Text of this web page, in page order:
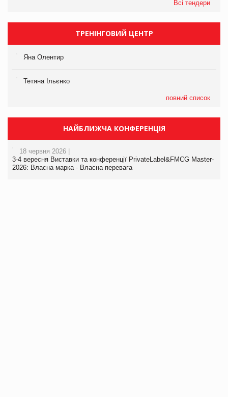
Всі тендери
ТРЕНІНГОВИЙ ЦЕНТР
Яна Олентир
Тетяна Ільєнко
повний список
НАЙБЛИЖЧА КОНФЕРЕНЦІЯ
18 червня 2026 |
3-4 вересня Виставки та конференції PrivateLabel&FMCG Master-
2026: Власна марка - Власна перевага